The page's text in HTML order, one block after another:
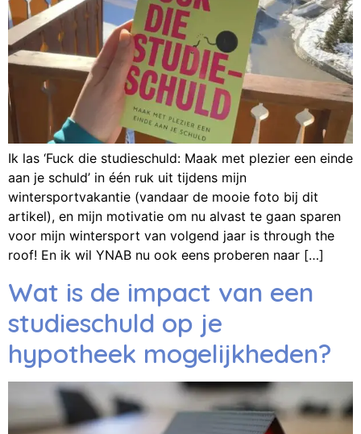
Ik las ‘Fuck die studieschuld: Maak met plezier een einde
aan je schuld’ in één ruk uit tijdens mijn
wintersportvakantie (vandaar de mooie foto bij dit
artikel), en mijn motivatie om nu alvast te gaan sparen
voor mijn wintersport van volgend jaar is through the
roof! En ik wil YNAB nu ook eens proberen naar […]
Wat is de impact van een
studieschuld op je
hypotheek mogelijkheden?